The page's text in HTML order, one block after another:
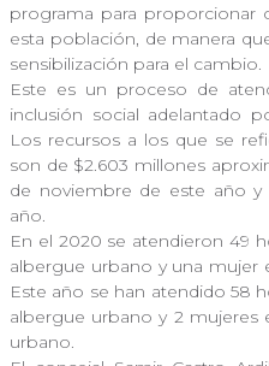
programa para proporcionar
esta población, de manera
sensibilización para el cambio.
Este es un proceso de
inclusión social adelantado
Los recursos a los que se
son de $2.603 millones
de noviembre de este año
año.
En el 2020 se atendieron 49
albergue urbano y una mujer
Este año se han atendido 58
albergue urbano y 2 mujeres
urbano.